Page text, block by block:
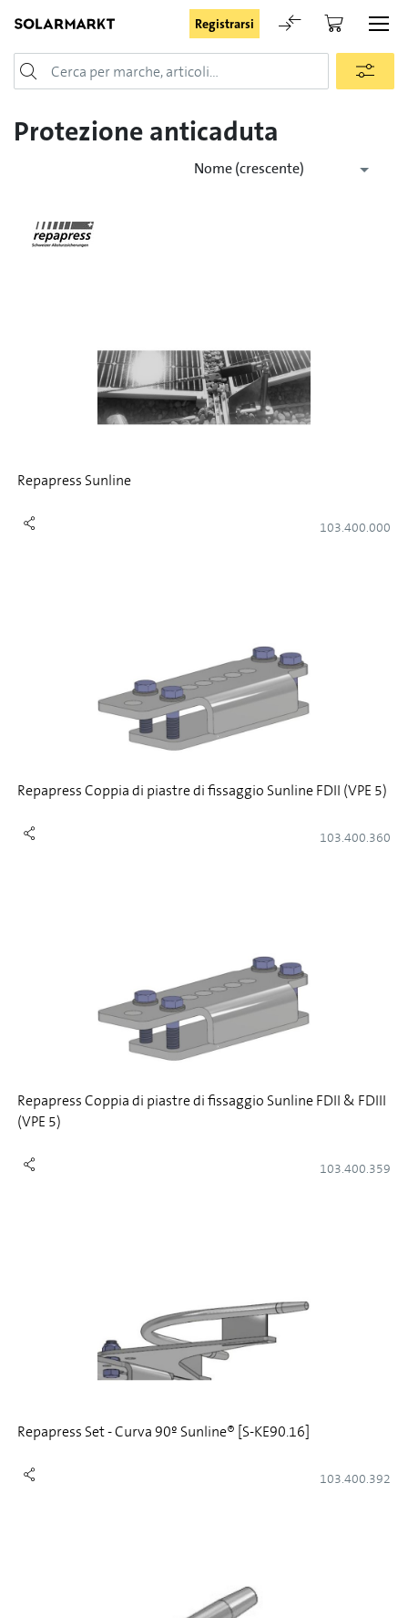
Registrarsi
Login
Richiesta di registrazione per login
Protezione anticaduta
Nome (crescente)
Repapress Sunline
103.400.000
Repapress Coppia di piastre di fissaggio Sunline FDII (VPE 5)
103.400.360
Repapress Coppia di piastre di fissaggio Sunline FDII & FDIII
(VPE 5)
103.400.359
Repapress Set - Curva 90º Sunline® [S-KE90.16]
103.400.392